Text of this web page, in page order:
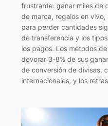
frustrante: ganar miles de
de marca, regalos en vivo,
para perder cantidades
de transferencia y los
los pagos. Los métodos
devorar 3-8% de sus
de conversión de divisas,
internacionales, y los